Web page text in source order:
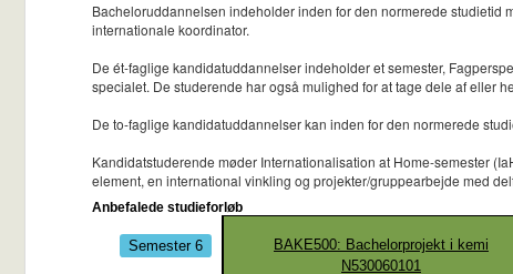
Bacheloruddannelsen indeholder inden for den normerede studietid
internationale koordinator.
De ét-faglige kandidatuddannelser indeholder et semester,
specialet. De studerende har også mulighed for at tage dele af eller
De to-faglige kandidatuddannelser kan inden for den normerede
Kandidatstuderende møder Internationalisation at Home-semester
element, en international vinkling og projekter/gruppearbejde med
Anbefalede studieforløb
Semester 6
BAKE500: Bachelorprojekt i kemi
N530060101